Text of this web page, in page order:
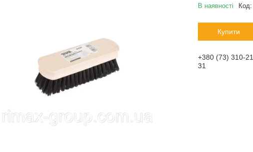
В наявності
Код:
Купити
+380 (73) 310-
31